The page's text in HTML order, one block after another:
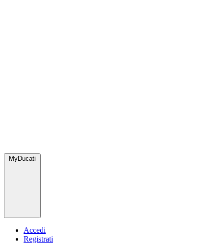
MyDucati
Accedi
Registrati